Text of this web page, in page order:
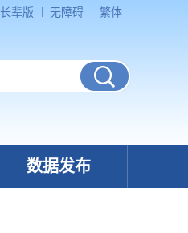
长辈版 无障碍 繁体
数据发布